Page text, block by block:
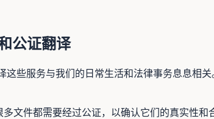
公证翻译
些服务与我们的日常生活和法律事务息息相
文件都需要经过公证，以确认它们的真实性